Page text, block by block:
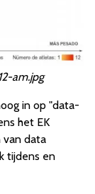
am.jpg
in op "data-
het EK
van data
tijdens en